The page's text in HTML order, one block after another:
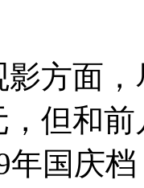
面，
但和
年国庆